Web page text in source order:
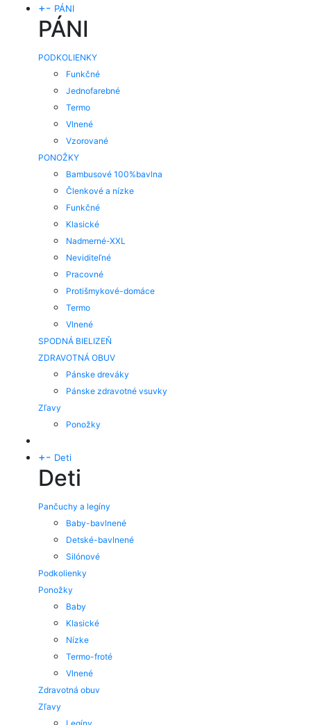
+- PÁNI
PÁNI
PODKOLIENKY
Funkčné
Jednofarebné
Termo
Vlnené
Vzorované
PONOŽKY
Bambusové 100%bavlna
Členkové a nízke
Funkčné
Klasické
Nadmerné-XXL
Neviditeľné
Pracovné
Protišmykové-domáce
Termo
Vlnené
SPODNÁ BIELIZEŇ
ZDRAVOTNÁ OBUV
Pánske dreváky
Pánske zdravotné vsuvky
Zľavy
Ponožky
+- Deti
Deti
Pančuchy a legíny
Baby-bavlnené
Detské-bavlnené
Silónové
Podkolienky
Ponožky
Baby
Klasické
Nízke
Termo-froté
Vlnené
Zdravotná obuv
Zľavy